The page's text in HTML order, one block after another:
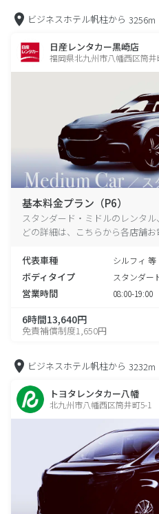
ビジネスホテル帆柱から 3256m
日産レンタカー黒崎店
福岡県北九州市八幡西区筒井
基本料金プラン（P6）
スタンダード・ミドルのレンタ
どの詳細は、こちらから各店舗お
代表車種 シルフィ 等
ボディタイプ スタンダー
営業時間 08:00-19:00
6時間13,640円
免責補償制度1,650円
ビジネスホテル帆柱から 3232m
トヨタレンタカー八幡
北九州市八幡西区筒井町5-1